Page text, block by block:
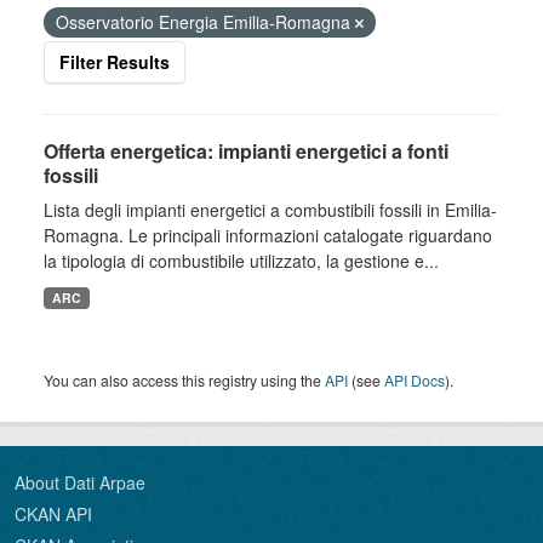
Osservatorio Energia Emilia-Romagna
Filter Results
Offerta energetica: impianti energetici a fonti
fossili
Lista degli impianti energetici a combustibili fossili in Emilia-
Romagna. Le principali informazioni catalogate riguardano
la tipologia di combustibile utilizzato, la gestione e...
ARC
You can also access this registry using theAPI (seeAPI Docs).
About Dati Arpae
CKAN API